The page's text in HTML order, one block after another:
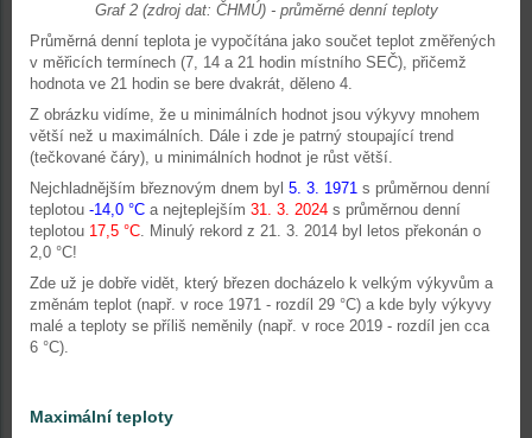
Graf 2 (zdroj dat: ČHMÚ) - průměrné denní teploty
Průměrná denní teplota je vypočítána jako součet teplot změřených
v měřicích termínech (7, 14 a 21 hodin místního SEČ), přičemž
hodnota ve 21 hodin se bere dvakrát, děleno 4.
Z obrázku vidíme, že u minimálních hodnot jsou výkyvy mnohem
větší než u maximálních. Dále i zde je patrný stoupající trend
(tečkované čáry), u minimálních hodnot je růst větší.
Nejchladnějším březnovým dnem byl 5. 3. 1971 s průměrnou denní
teplotou -14,0 °C a nejteplejším 31. 3. 2024 s průměrnou denní
teplotou 17,5 °C. Minulý rekord z 21. 3. 2014 byl letos překonán o
2,0 °C!
Zde už je dobře vidět, který březen docházelo k velkým výkyvům a
změnám teplot (např. v roce 1971 - rozdíl 29 °C) a kde byly výkyvy
malé a teploty se příliš neměnily (např. v roce 2019 - rozdíl jen cca
6 °C).
Maximální teploty